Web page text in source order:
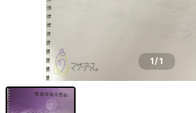
1/1